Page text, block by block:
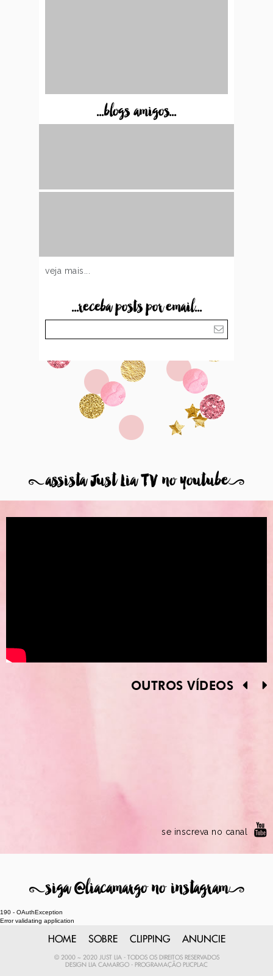
...blogs amigos...
veja mais...
...receba posts por email...
8assista Just Lia TV no youtube9
OUTROS VÍDEOS
se inscreva no canal
8siga @liacamargo no instagram9
190 - OAuthException
Error validating application
HOME SOBRE CLIPPING ANUNCIE
© 2000 ~ 2020 JUST LIA - TODOS OS DIREITOS RESERVADOS
DESIGN LIA CAMARGO - PROGRAMAÇÃO PLICPLAC